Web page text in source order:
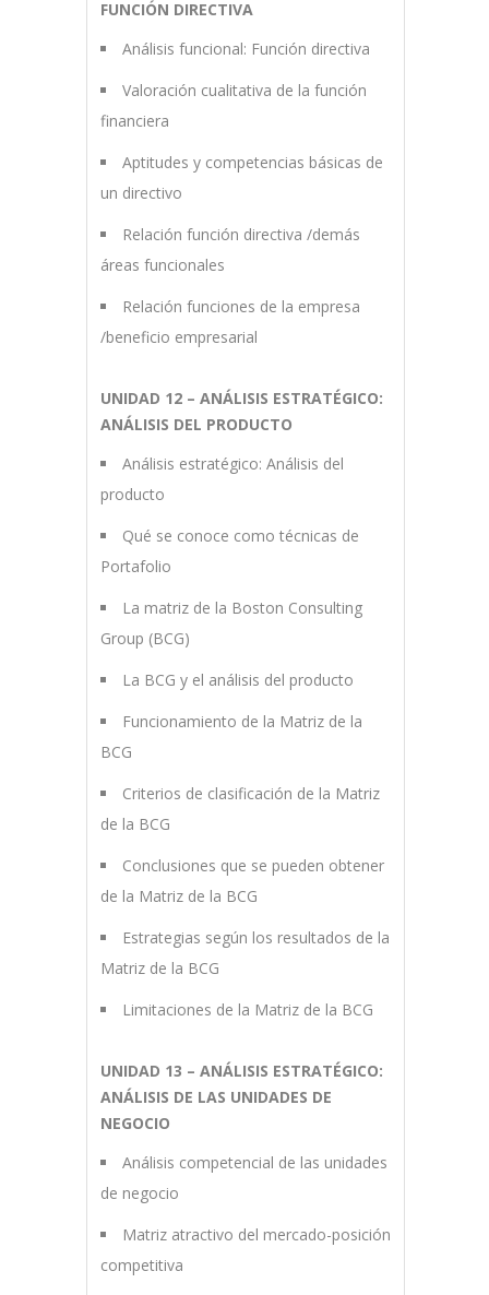
FUNCIÓN DIRECTIVA
Análisis funcional: Función directiva
Valoración cualitativa de la función
financiera
Aptitudes y competencias básicas de
un directivo
Relación función directiva /demás
áreas funcionales
Relación funciones de la empresa
/beneficio empresarial
UNIDAD 12 – ANÁLISIS ESTRATÉGICO:
ANÁLISIS DEL PRODUCTO
Análisis estratégico: Análisis del
producto
Qué se conoce como técnicas de
Portafolio
La matriz de la Boston Consulting
Group (BCG)
La BCG y el análisis del producto
Funcionamiento de la Matriz de la
BCG
Criterios de clasificación de la Matriz
de la BCG
Conclusiones que se pueden obtener
de la Matriz de la BCG
Estrategias según los resultados de la
Matriz de la BCG
Limitaciones de la Matriz de la BCG
UNIDAD 13 – ANÁLISIS ESTRATÉGICO:
ANÁLISIS DE LAS UNIDADES DE
NEGOCIO
Análisis competencial de las unidades
de negocio
Matriz atractivo del mercado-posición
competitiva